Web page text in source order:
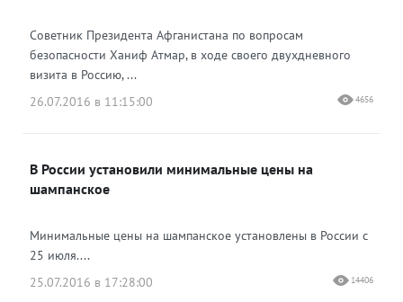
Советник Президента Афганистана по вопросам
безопасности Ханиф Атмар, в ходе своего двухдневного
визита в Россию, ...
26.07.2016 в 11:15:00
4656
В России установили минимальные цены на
шампанское
Минимальные цены на шампанское установлены в России с
25 июля....
25.07.2016 в 17:28:00
14406